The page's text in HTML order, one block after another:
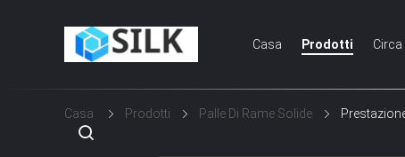
Casa Prodotti Circa
Casa Prodotti Palle Di Rame Solide